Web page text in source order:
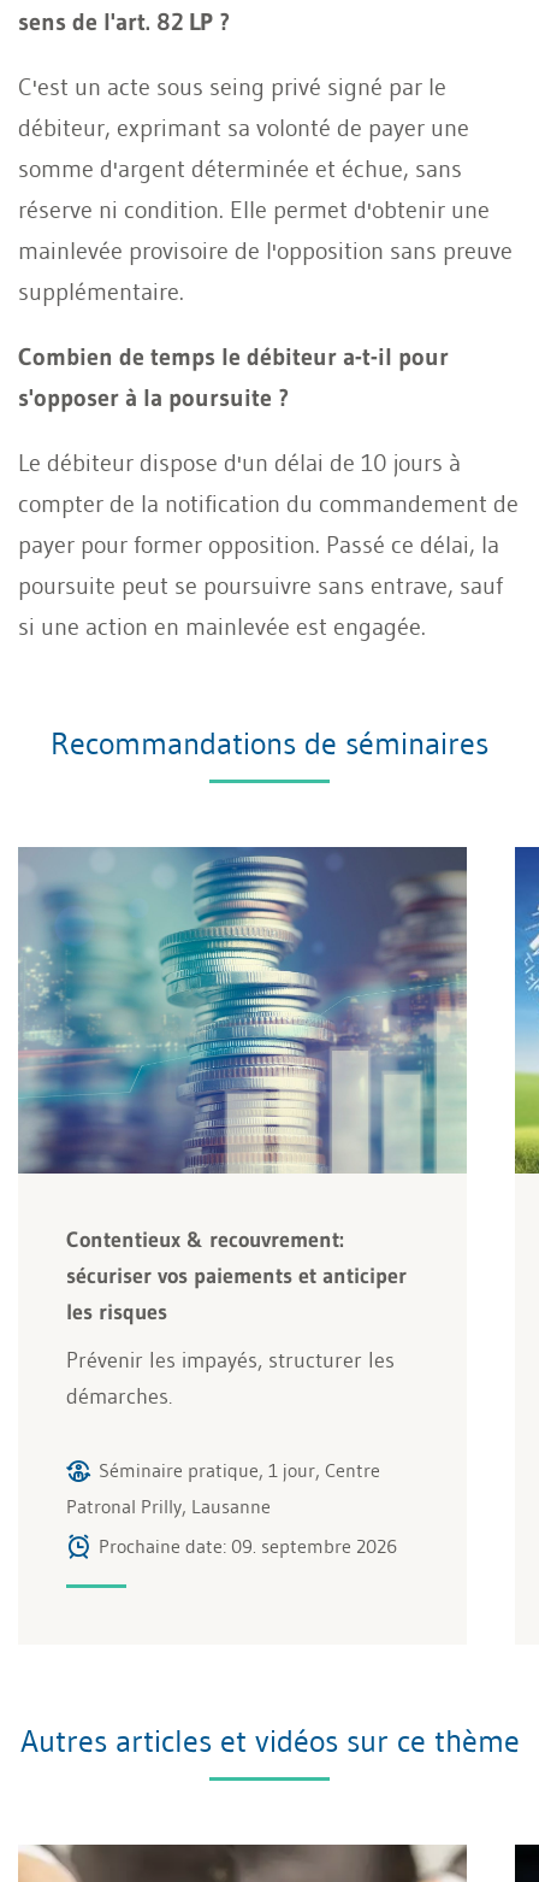
sens de l'art. 82 LP ?
C'est un acte sous seing privé signé par le
débiteur, exprimant sa volonté de payer une
somme d'argent déterminée et échue, sans
réserve ni condition. Elle permet d'obtenir une
mainlevée provisoire de l'opposition sans preuve
supplémentaire.
Combien de temps le débiteur a-t-il pour
s'opposer à la poursuite ?
Le débiteur dispose d'un délai de 10 jours à
compter de la notification du commandement de
payer pour former opposition. Passé ce délai, la
poursuite peut se poursuivre sans entrave, sauf
si une action en mainlevée est engagée.
Recommandations de séminaires
Contentieux & recouvrement:
sécuriser vos paiements et anticiper
les risques
Prévenir les impayés, structurer les
démarches.
Séminaire pratique, 1 jour, Centre
Patronal Prilly, Lausanne
Prochaine date: 09. septembre 2026
Autres articles et vidéos sur ce thème